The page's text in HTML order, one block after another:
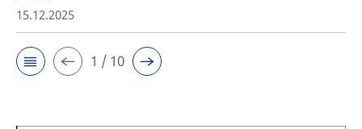
15.12.2025
1 / 10